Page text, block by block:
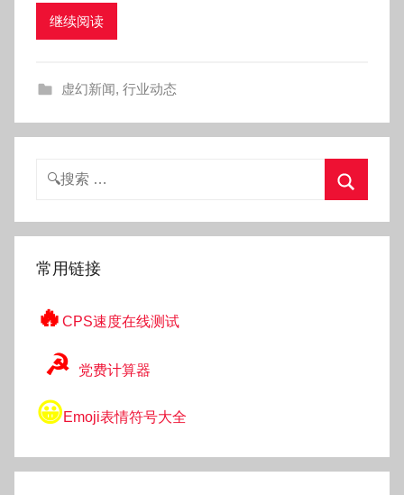
继续阅读
虚幻新闻, 行业动态
搜
索
常用链接
🔥 CPS速度在线测试
☭ 党费计算器
😀Emoji表情符号大全